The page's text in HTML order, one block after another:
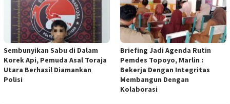
Sembunyikan Sabu di Dalam
Korek Api, Pemuda Asal Toraja
Utara Berhasil Diamankan
Polisi
Briefing Jadi Agenda Rutin
Pemdes Topoyo, Marlin :
Bekerja Dengan Integritas
Membangun Dengan
Kolaborasi